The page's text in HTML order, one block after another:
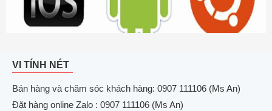
VI TÍNH NÉT
Bán hàng và chăm sóc khách hàng: 0907 111106 (Ms An)
Đặt hàng online Zalo : 0907 111106 (Ms An)